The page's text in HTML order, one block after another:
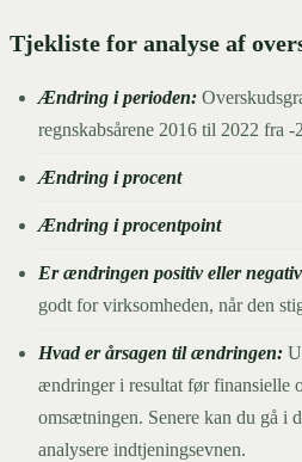
Tjekliste for analyse af
Ændring i perioden:
regnskabsårene 2016 til 2022 fra -
Ændring i procent
Ændring i procentpoint
Er ændringen positiv eller
godt for virksomheden, når den
Hvad er årsagen til ændringen:
ændringer i resultat før finansielle
omsætningen. Senere kan du gå i
analysere indtjeningsevnen.